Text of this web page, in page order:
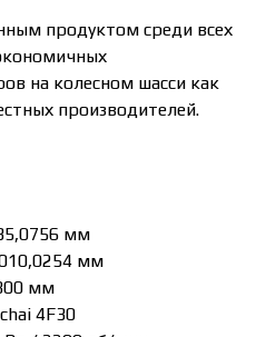
продуктом среди всех
на колесном шасси как
производителей.
мм
мм
мм
4F30